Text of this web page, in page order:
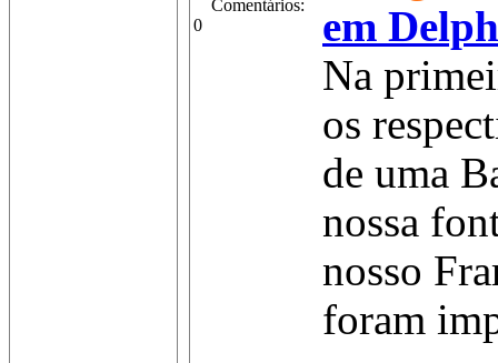
Comentários:
0
em
Na
os
de uma
nossa
nosso
foram